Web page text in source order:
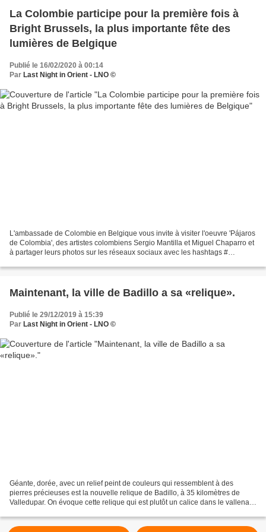
La Colombie participe pour la première fois à
Bright Brussels, la plus importante fête des
lumières de Belgique
Publié le 16/02/2020 à 00:14
Par Last Night in Orient - LNO ©
L'ambassade de Colombie en Belgique vous invite à visiter l'oeuvre 'Pájaros
de Colombia', des artistes colombiens Sergio Mantilla et Miguel Chaparro et
à partager leurs photos sur les réseaux sociaux avec les hashtags #
Maintenant, la ville de Badillo a sa «relique».
Publié le 29/12/2019 à 15:39
Par Last Night in Orient - LNO ©
Géante, dorée, avec un relief peint de couleurs qui ressemblent à des
pierres précieuses est la nouvelle relique de Badillo, à 35 kilomètres de
Valledupar. On évoque cette relique qui est plutôt un calice dans le vallenato